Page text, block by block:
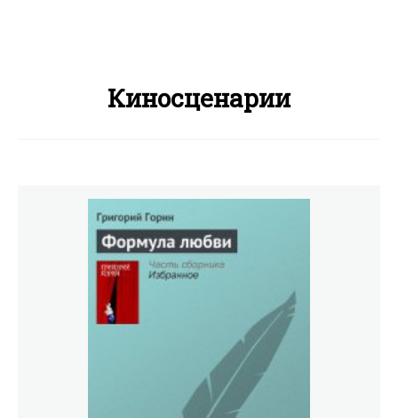
Киносценарии